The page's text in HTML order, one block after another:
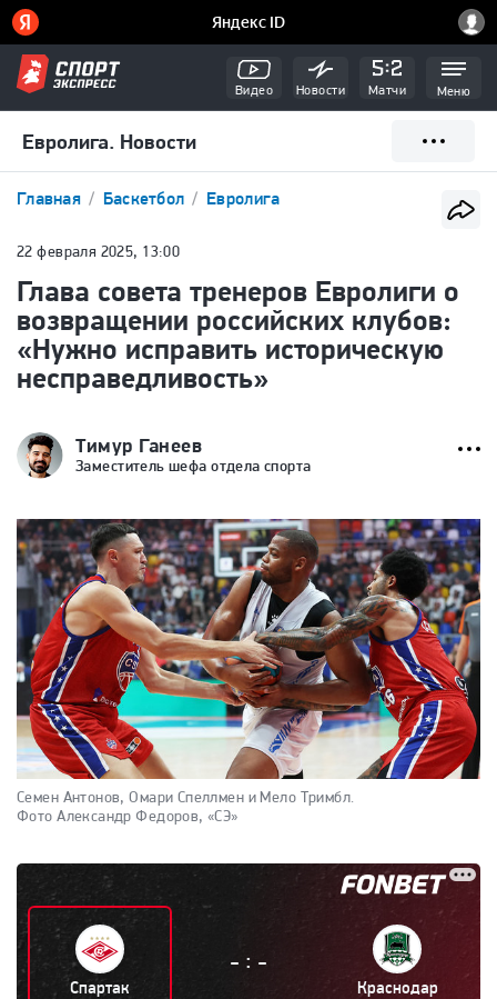
Видео Новости Матчи Меню
Евролига. Новости
Главная Баскетбол Евролига
22 февраля 2025, 13:00
Глава совета тренеров Евролиги о
возвращении российских клубов:
«Нужно исправить историческую
несправедливость»
Тимур Ганеев
Заместитель шефа отдела спорта
Семен Антонов, Омари Спеллмен и Мело Тримбл.
Фото Александр Федоров, «СЭ»
Спартак
- : -
Краснодар